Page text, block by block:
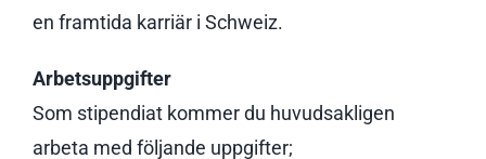
en framtida karriär i Schweiz.
Arbetsuppgifter
Som stipendiat kommer du huvudsakligen
arbeta med följande uppgifter;